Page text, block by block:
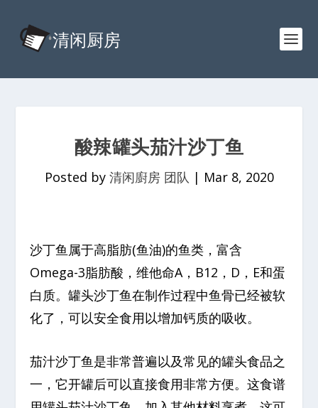
酸辣罐头茄汁沙丁鱼
Posted by 清闲廚房 团队 | Mar 8, 2020
沙丁鱼属于高脂肪(鱼油)的鱼类，富含
Omega-3脂肪酸，维他命A，B12，D，E和蛋
白质。罐头沙丁鱼在制作过程中鱼骨已经被软
化了，可以安全食用以增加钙质的吸收。
茄汁沙丁鱼是非常普遍以及常见的罐头食品之
一，它开罐后可以直接食用非常方便。这食谱